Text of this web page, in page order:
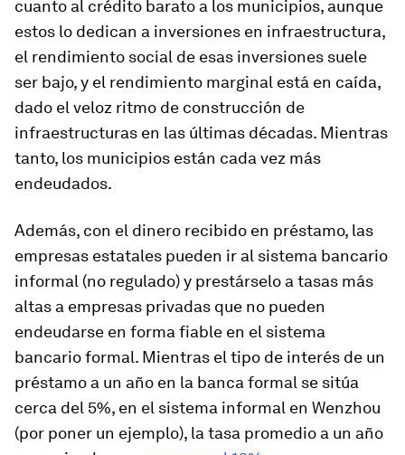
cuanto al crédito barato a los municipios, aunque
estos lo dedican a inversiones en infraestructura,
el rendimiento social de esas inversiones suele
ser bajo, y el rendimiento marginal está en caída,
dado el veloz ritmo de construcción de
infraestructuras en las últimas décadas. Mientras
tanto, los municipios están cada vez más
endeudados.
Además, con el dinero recibido en préstamo, las
empresas estatales pueden ir al sistema bancario
informal (no regulado) y prestárselo a tasas más
altas a empresas privadas que no pueden
endeudarse en forma fiable en el sistema
bancario formal. Mientras el tipo de interés de un
préstamo a un año en la banca formal se sitúa
cerca del 5%, en el sistema informal en Wenzhou
(por poner un ejemplo), la tasa promedio a un año